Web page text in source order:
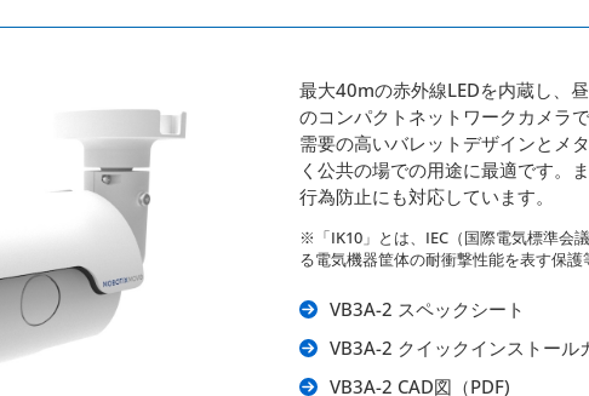
最大40mの赤外線LEDを内蔵し、
のコンパクトネットワークカメラで
需要の高いバレットデザインとメ
く公共の場での用途に最適です。
行為防止にも対応しています。
※「IK10」とは、IEC（国際電気標準会
る電気機器筐体の耐衝撃性能を表す保護
VB3A-2 スペックシート
VB3A-2 クイックインストール
VB3A-2 CAD図（PDF)